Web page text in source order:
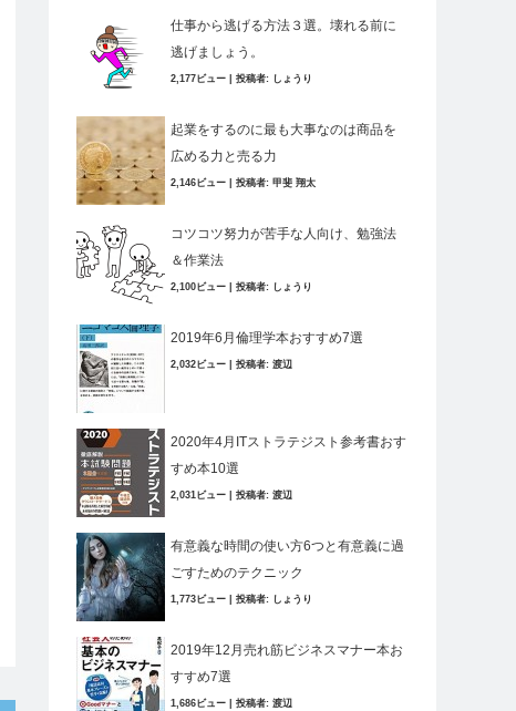
仕事から逃げる方法３選。壊れる前に
逃げましょう。
2,177ビュー 投稿者: しょうり
起業をするのに最も大事なのは商品を
広める力と売る力
2,146ビュー 投稿者: 甲斐 翔太
コツコツ努力が苦手な人向け、勉強法
＆作業法
2,100ビュー 投稿者: しょうり
2019年6月倫理学本おすすめ7選
2,032ビュー 投稿者: 渡辺
2020年4月ITストラテジスト参考書おす
すめ本10選
2,031ビュー 投稿者: 渡辺
有意義な時間の使い方6つと有意義に過
ごすためのテクニック
1,773ビュー 投稿者: しょうり
2019年12月売れ筋ビジネスマナー本お
すすめ7選
1,686ビュー 投稿者: 渡辺